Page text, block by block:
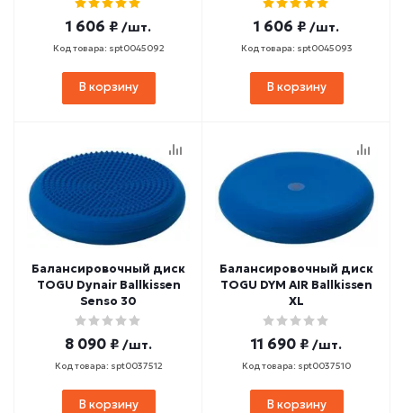
1 606 ₽ /шт.
Код товара: spt0045092
В корзину
1 606 ₽ /шт.
Код товара: spt0045093
В корзину
Балансировочный диск
TOGU Dynair Ballkissen
Senso 30
8 090 ₽ /шт.
Код товара: spt0037512
В корзину
Балансировочный диск
TOGU DYM AIR Ballkissen
XL
11 690 ₽ /шт.
Код товара: spt0037510
В корзину